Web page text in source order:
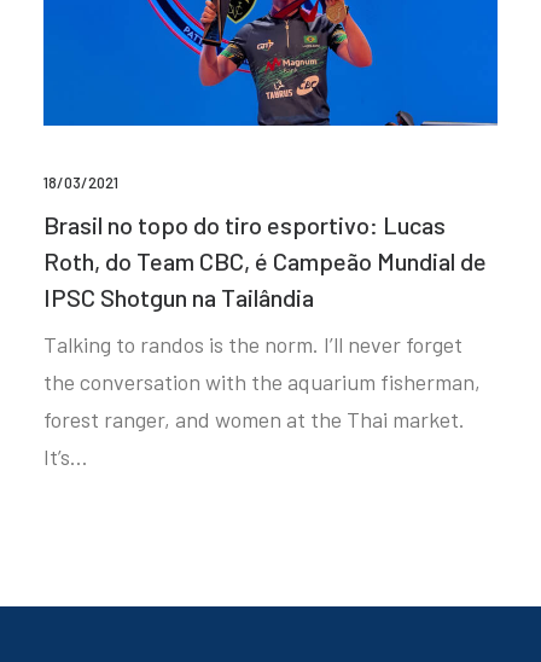
18/03/2021
Brasil no topo do tiro esportivo: Lucas
Roth, do Team CBC, é Campeão Mundial de
IPSC Shotgun na Tailândia
Talking to randos is the norm. I’ll never forget
the conversation with the aquarium fisherman,
forest ranger, and women at the Thai market.
It’s…